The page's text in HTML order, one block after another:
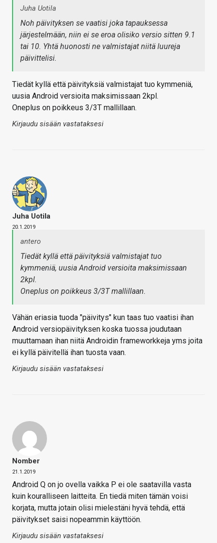
Juha Uotila
Noh päivityksen se vaatisi joka tapauksessa
järjestelmään, niin ei se eroa olisiko versio sitten 9.1
tai 10. Yhtä huonosti ne valmistajat niitä luureja
päivittelisi.
Tiedät kyllä että päivityksiä valmistajat tuo kymmeniä,
uusia Android versioita maksimissaan 2kpl.
Oneplus on poikkeus 3/3T mallillaan.
Kirjaudu sisään vastataksesi
Juha Uotila
20.1.2019
antero
Tiedät kyllä että päivityksiä valmistajat tuo
kymmeniä, uusia Android versioita maksimissaan
2kpl.
Oneplus on poikkeus 3/3T mallillaan.
Vähän eriasia tuoda "päivitys" kun taas tuo vaatisi ihan
Android versiopäivityksen koska tuossa joudutaan
muuttamaan ihan niitä Androidin frameworkkeja yms joita
ei kyllä päivitellä ihan tuosta vaan.
Kirjaudu sisään vastataksesi
Nomber
21.1.2019
Android Q on jo ovella vaikka P ei ole saatavilla vasta
kuin kouralliseen laitteita. En tiedä miten tämän voisi
korjata, mutta jotain olisi mielestäni hyvä tehdä, että
päivitykset saisi nopeammin käyttöön.
Kirjaudu sisään vastataksesi